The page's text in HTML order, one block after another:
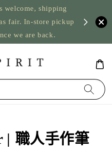
welcome, shipping
fair. In-store pickup
we are back.
US
| 職人手作筆